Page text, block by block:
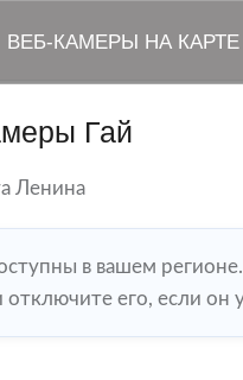
ВЕБ-КАМЕРЫ НА КАРТЕ
Гай
Ленина
в вашем
его, если он